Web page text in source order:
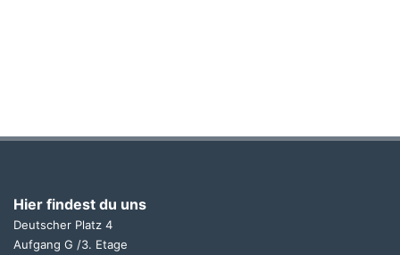
Hier findest du uns
Deutscher Platz 4
Aufgang G /3. Etage